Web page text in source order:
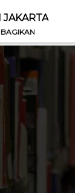
JAKARTA